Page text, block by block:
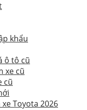
khẩu
ô tô cũ
xe cũ
cũ
xe Toyota 2026